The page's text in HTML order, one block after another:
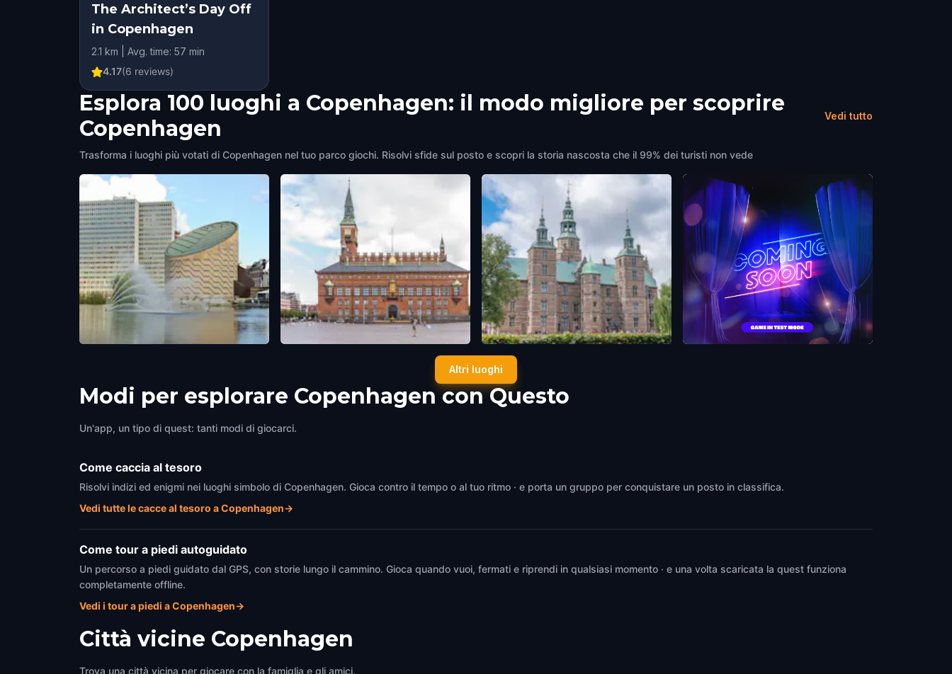
The Architect’s Day Off
in Copenhagen
2.1 km | Avg. time: 57 min
4.17(6 reviews)
Esplora 100 luoghi a Copenhagen: il modo migliore per scoprire
Copenhagen
Vedi tutto
Trasforma i luoghi più votati di Copenhagen nel tuo parco giochi. Risolvi sfide sul posto e scopri la storia nascosta che il 99% dei turisti non vede
Rosenborg Castle
Copenhagen
Altri luoghi
Modi per esplorare Copenhagen con Questo
Un'app, un tipo di quest: tanti modi di giocarci.
Come caccia al tesoro
Risolvi indizi ed enigmi nei luoghi simbolo di Copenhagen. Gioca contro il tempo o al tuo ritmo · e porta un gruppo per conquistare un posto in classifica.
Vedi tutte le cacce al tesoro a Copenhagen→
Come tour a piedi autoguidato
Un percorso a piedi guidato dal GPS, con storie lungo il cammino. Gioca quando vuoi, fermati e riprendi in qualsiasi momento · e una volta scaricata la quest funziona
completamente offline.
Vedi i tour a piedi a Copenhagen→
Città vicine Copenhagen
Trova una città vicina per giocare con la famiglia e gli amici.